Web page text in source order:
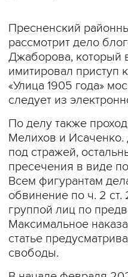
Пресненский
рассмотрит дело
Джаборова, который
имитировал приступ
«Улица 1905 года»
следует из
По делу также
Мелихов и
под стражей,
пресечения в виде
Всем фигурантам
обвинение по ч. 2 ст.
группой лиц по
Максимальное
статье
свободы.